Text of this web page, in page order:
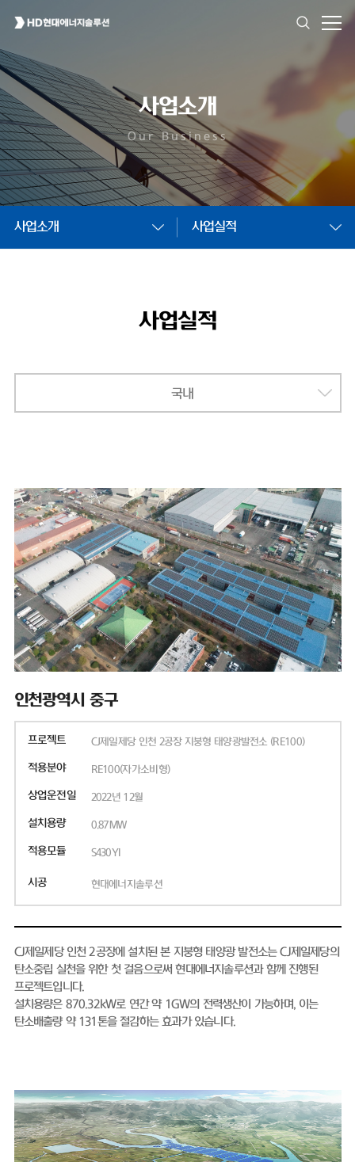
사업소개
Our Business
사업소개 사업실적
사업실적
국내
인천광역시 중구
프로젝트 CJ제일제당 인천 2공장 지붕형 태양광발전소 (RE100)
적용분야 RE100(자가소비형)
상업운전일 2022년 12월
설치용량 0.87MW
적용모듈 S430YI
시공 현대에너지솔루션
CJ제일제당 인천 2공장에 설치된 본 지붕형 태양광 발전소는 CJ제일제당의
탄소중립 실천을 위한 첫 걸음으로써 현대에너지솔루션과 함께 진행된
프로젝트입니다.
설치용량은 870.32kW로 연간 약 1GW의 전력생산이 가능하며, 이는
탄소배출량 약 131톤을 절감하는 효과가 있습니다.